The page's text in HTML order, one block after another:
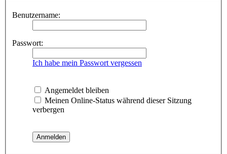
Benutzername:
Passwort:
Ich habe mein Passwort vergessen
Angemeldet bleiben
Meinen Online-Status während dieser Sitzung
verbergen